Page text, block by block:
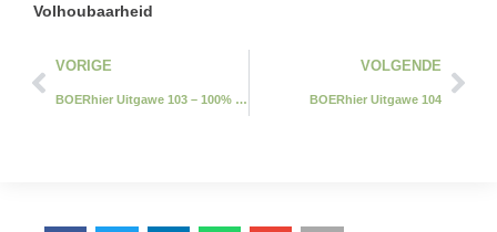
Volhoubaarheid
VORIGE
BOERhier Uitgawe 103 – 100% Gratis
VOLGENDE
BOERhier Uitgawe 104